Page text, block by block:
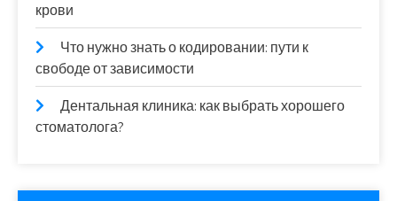
крови
Что нужно знать о кодировании: пути к
свободе от зависимости
Дентальная клиника: как выбрать хорошего
стоматолога?